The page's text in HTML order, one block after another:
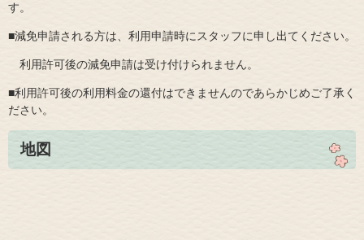
す。
■減免申請される方は、利用申請時にスタッフに申し出てください。
利用許可後の減免申請は受け付けられません。
■利用許可後の利用料金の還付はできませんのであらかじめご了承く
ださい。
地図